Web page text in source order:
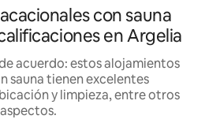
con sauna
en Argelia
acuerdo: estos alojamientos
sauna tienen excelentes
y limpieza, entre otros
aspectos.